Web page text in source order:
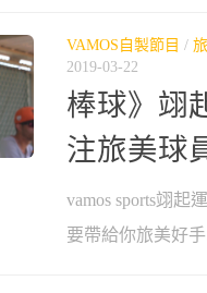
VAMOS自製節目 /
2019-03-22
棒球》翊
注旅美球
vamos sports翊起
要帶給你旅美好手